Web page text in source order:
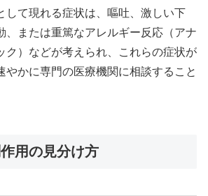
して現れる症状は、嘔吐、激しい下
、または重篤なアレルギー反応（アナ
ク）などが考えられ、これらの症状が
やかに専門の医療機関に相談すること
用の見分け方